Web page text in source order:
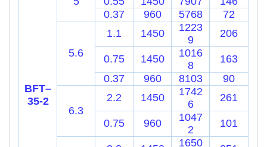
BFT–
35-2
0.37
960 5768 72
5.6
1.1 1450
1223
9
206
0.75 1450
1016
8
163
0.37
960 8103 90
6.3
2.2 1450
1742
6
261
0.75 960
1047
2
101
1650